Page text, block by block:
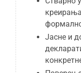
Јасне и